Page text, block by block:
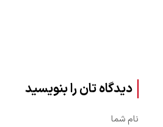
دیدگاه تان را بنویسید
نام شما